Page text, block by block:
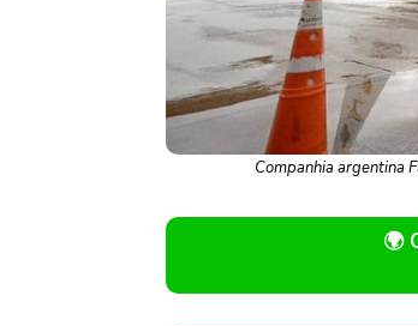
Companhia argentina
🌍